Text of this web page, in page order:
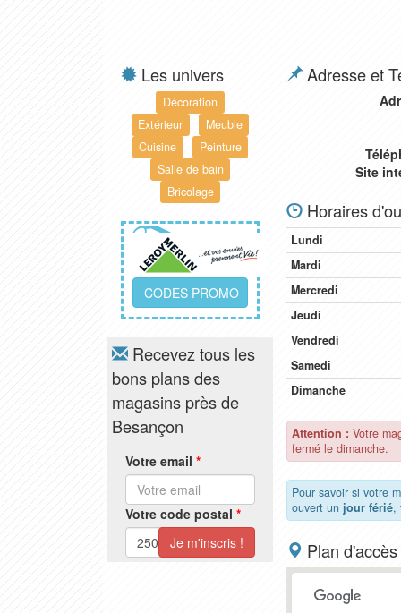
Les univers
Décoration
Extérieur
Meuble
Cuisine
Peinture
Salle de bain
Bricolage
CODES PROMO
Recevez tous les
bons plans des
magasins près de
Besançon
Votre email *
Votre code postal *
Adresse et
Site
Horaires
Lundi
Mardi
Mercredi
Jeudi
Vendredi
Samedi
Dimanche
Attention : Votre
fermé le dimanche.
Pour savoir si votre
ouvert un jour férié,
Plan d'accès